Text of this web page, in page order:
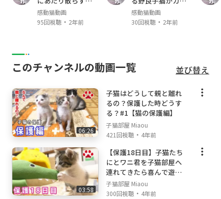
アリス Alice (スコティッシュ・フォールド Scot
tish fold mele ♂ April,2019- )
ここ Coco （キジトラ Brown Mackerel Tabby,
【猫部屋で使用している物】
木製お掃除簡単キャットサークル: https://yout
u.be/6VYYZS-Fk2o
ラプレ 壁高ネコトイレ ホワイト:https://yout
u.be/edAgsb9IPnc
【撮影機材】
Canon C200
Eos R
Sennheiser
クザ猫
感動猫動画
95回視聴・ 2年前
イイ
感動猫動画
30回視聴・ 2年前
このチャンネルの動画一覧 並び替え
06:26
子猫はどうして親と離れ
るの？保護した時どうす
る？#1【猫の保護編】
子猫部屋 Miaou
421回視聴 ・ 4年前
03:58
【保護18日目】子猫たち
にとワニ君を子猫部屋へ
連れてきたら喜んで遊ん
でくれました【瀬戸の3姉
妹日記】
子猫部屋 Miaou
300回視聴 ・ 4年前